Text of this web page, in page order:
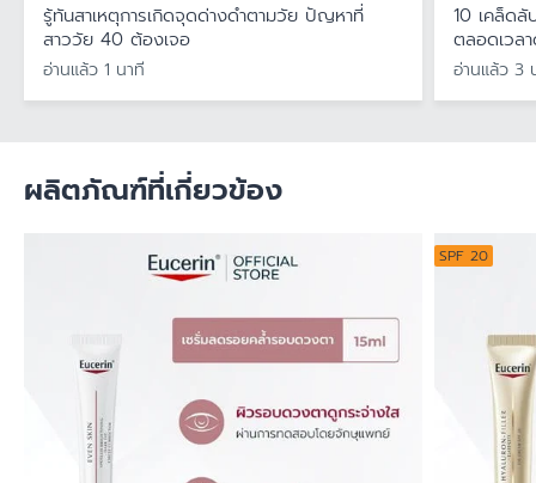
รู้ทันสาเหตุการเกิดจุดด่างดำตามวัย ปัญหาที่
สาววัย 40 ต้องเจอ
อ่านแล้ว 1 นาที
10 เคล็ดลั
ตลอดเวล
อ่านแล้ว 3
ผลิตภัณฑ์ที่เกี่ยวข้อง
SPF 20